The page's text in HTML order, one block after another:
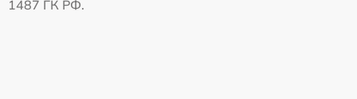
1487 ГК РФ.